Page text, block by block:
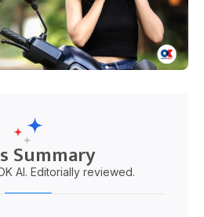
Summary
AI. Editorially reviewed.